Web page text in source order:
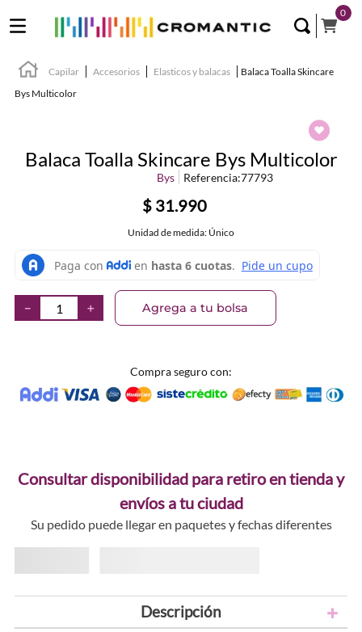
0
Capilar Accesorios Elasticos y balacas
Balaca Toalla Skincare
Bys Multicolor
Balaca Toalla Skincare Bys Multicolor
Bys Referencia:77793
$ 31.990
Unidad de medida: Único
＋
－ Agrega a tu bolsa
Compra seguro con:
Consultar disponibilidad para retiro en tienda y
envíos a tu ciudad
Su pedido puede llegar en paquetes y fechas diferentes
Descripción